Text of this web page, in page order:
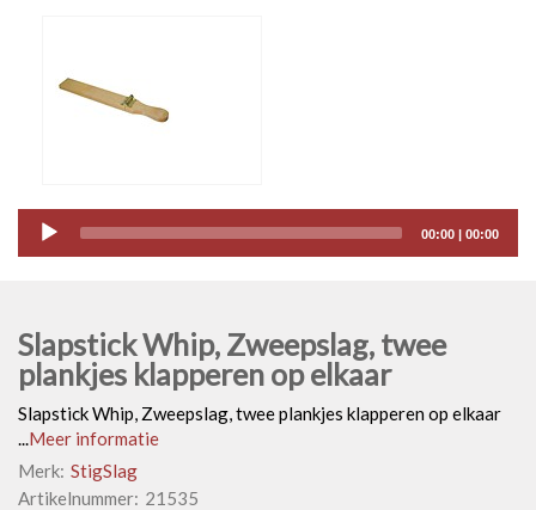
Audio
Player
00:00 | 00:00
Slapstick Whip, Zweepslag, twee
plankjes klapperen op elkaar
Slapstick Whip, Zweepslag, twee plankjes klapperen op elkaar
Meer informatie
Merk: StigSlag
Artikelnummer: 21535